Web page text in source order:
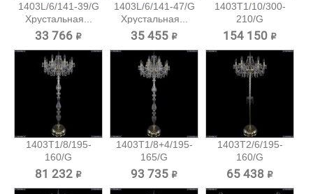
1403L/6/141-39/G
Хрустальная...
33 766 ₽
1403L/6/141-47/G
Хрустальная...
35 455 ₽
1403T1/10/300-
210/G
Хрустальный...
154 150 ₽
1403T1/8/195-
160/G
Хрустальный
81 232 ₽
1403T1/8+4/195-
165/G
Хрустальный...
93 735 ₽
1403T2/6/195-
160/G
Хрустальный
65 438 ₽